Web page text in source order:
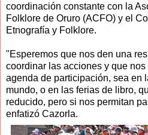
coordinación constante con la
Folklore de Oruro (ACFO) y el
Etnografía y Folklore.
"Esperemos que nos den una
coordinar las acciones y que
agenda de participación, sea en
mundo, o en las ferias de libro,
reducido, pero si nos permitan
enfatizó Cazorla.